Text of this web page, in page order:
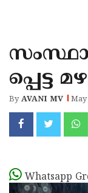
KANNUR
KASARAGOD
പ്പെട്ട
ByAVANI MV May
Whatsapp